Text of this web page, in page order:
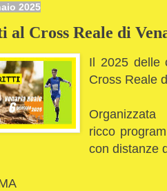
2025
al Cross Reale di
Il 2025 delle
Cross Reale
ricco
con distanze